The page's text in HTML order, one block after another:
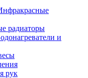
радиаторы
и
рук